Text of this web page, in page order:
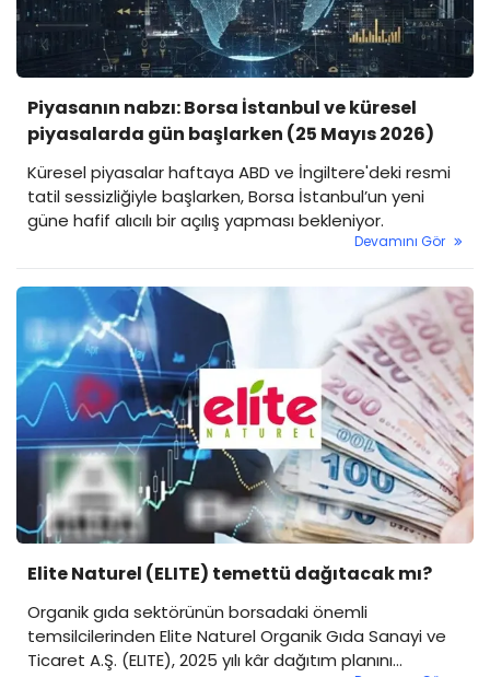
Piyasanın nabzı: Borsa İstanbul ve küresel
piyasalarda gün başlarken (25 Mayıs 2026)
Küresel piyasalar haftaya ABD ve İngiltere'deki resmi
tatil sessizliğiyle başlarken, Borsa İstanbul’un yeni
güne hafif alıcılı bir açılış yapması bekleniyor.
Devamını Gör
Elite Naturel (ELITE) temettü dağıtacak mı?
Organik gıda sektörünün borsadaki önemli
temsilcilerinden Elite Naturel Organik Gıda Sanayi ve
Ticaret A.Ş. (ELITE), 2025 yılı kâr dağıtım planını